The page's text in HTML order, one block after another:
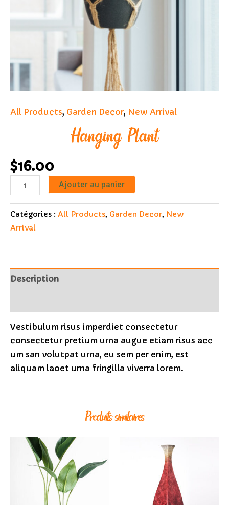
All Products, Garden Decor, New Arrival
Hanging Plant
$16.00
quantité
de
Hanging
Plant
Ajouter au panier
Catégories : All Products, Garden Decor, New
Arrival
Description
Vestibulum risus imperdiet consectetur
consectetur pretium urna augue etiam risus acc
um san volutpat urna, eu sem per enim, est
aliquam laoet urna fringilla viverra lorem.
Produits similaires